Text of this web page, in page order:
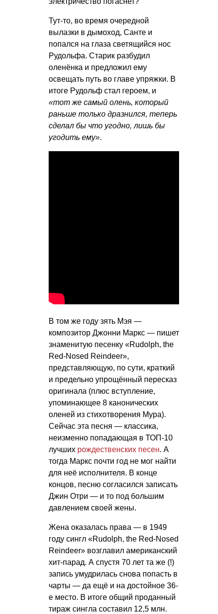
Тут-то, во время очередной
вылазки в дымоход, Санте и
попался на глаза светящийся нос
Рудольфа. Старик разбудил
оленёнка и предложил ему
освещать путь во главе упряжки. В
итоге Рудольф стал героем, и
«тот же самый олень, который
раньше только дразнился, теперь
сделал бы что угодно, лишь бы
угодить ему».
В том же году зять Мэя —
композитор Джонни Маркс — пишет
знаменитую песенку «Rudolph, the
Red-Nosed Reindeer»,
представляющую, по сути, краткий
и предельно упрощённый пересказ
оригинала (плюс вступление,
упоминающее 8 канонических
оленей из стихотворения Мура).
Сейчас эта песня — классика,
неизменно попадающая в ТОП-10
лучших рождественских песен. А
тогда Маркс почти год не мог найти
для неё исполнителя. В конце
концов, песню согласился записать
Джин Отри — и то под большим
давлением своей жены.
Жена оказалась права — в 1949
году сингл «Rudolph, the Red-Nosed
Reindeer» возглавил американский
хит-парад. А спустя 70 лет та же (!)
запись умудрилась снова попасть в
чарты — да ещё и на достойное 36-
е место. В итоге общий проданный
тираж сингла составил 12,5 млн.